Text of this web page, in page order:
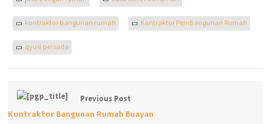
kontraktor bangunan rumah Kontraktor Pembangunan Rumah
qyusi persada
Previous Post
Kontraktor Bangunan Rumah Buayan